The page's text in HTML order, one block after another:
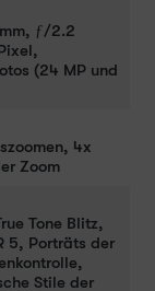
ƒ/2.2
(24 MP und
4x
Zoom
Tone Blitz,
5, Porträts der
Stile der